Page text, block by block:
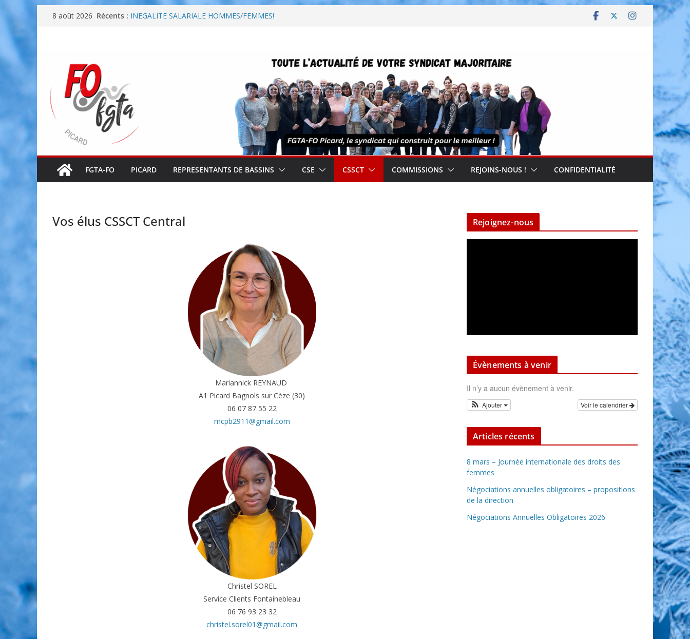
Passer8 août 2026 Récents : INEGALITE SALARIALE HOMMES/FEMMES!
FGTA-FO Picard présent sur vos réseaux préférés!
FGTA-FO PICARD REPRESENTANTS DE BASSINS CSE CSSCT COMMISSIONS REJOINS-NOUS ! CONFIDENTIALITÉ
Vos élus CSSCT Central
Mariannick REYNAUD
A1 Picard Bagnols sur Cèze (30)
06 07 87 55 22
mcpb2911@gmail.com
Christel SOREL
Service Clients Fontainebleau
06 76 93 23 32
christel.sorel01@gmail.com
Rejoignez-nous
Évènements à venir
Il n’y a aucun évènement à venir.
Voir le calendrier
Ajouter
Articles récents
8 mars – Journée internationale des droits des
femmes
Négociations annuelles obligatoires – propositions
de la direction
Négociations Annuelles Obligatoires 2026